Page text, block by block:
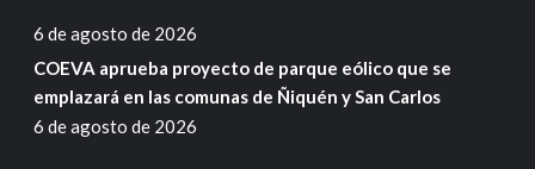
6 de agosto de 2026
COEVA aprueba proyecto de parque eólico que se
emplazará en las comunas de Ñiquén y San Carlos
6 de agosto de 2026